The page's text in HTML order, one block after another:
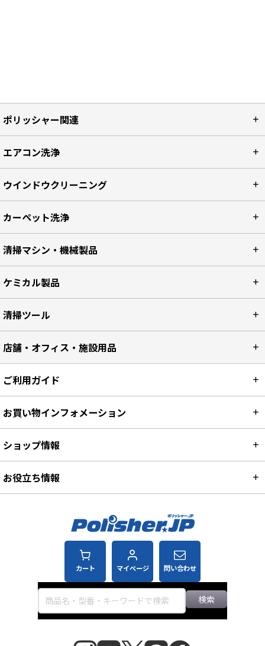
ポリッシャー関連
エアコン洗浄
ウインドウクリーニング
カーペット洗浄
清掃マシン・機械製品
ケミカル製品
清掃ツール
店舗・オフィス・施設用品
カート マイページ 問い合わせ
検索
ご利用ガイド
お買い物インフォメーション
ショップ情報
お役立ち情報